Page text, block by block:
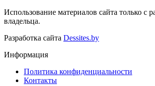
Использование материалов сайта только с
владельца.
Разработка сайта Dessites.by
Информация
Политика конфиденциальности
Контакты